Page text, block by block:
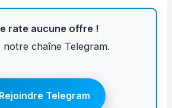
rate aucune offre !
notre chaîne Telegram.
Rejoindre Telegram